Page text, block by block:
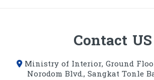
Contact US
Ministry of Interior, Ground
Norodom Blvd., Sangkat Tonle